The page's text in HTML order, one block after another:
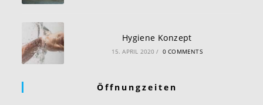
Hygiene Konzept
15. APRIL 2020 / 0 COMMENTS
Öffnungzeiten